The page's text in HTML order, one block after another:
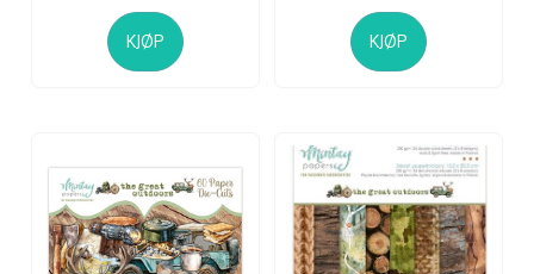
KJØP KJØP